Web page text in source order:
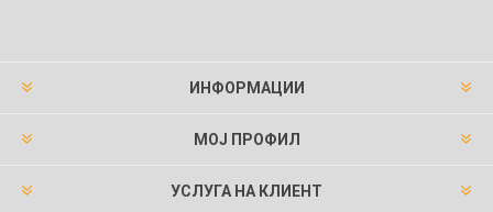
ИНФОРМАЦИИ
МОЈ ПРОФИЛ
УСЛУГА НА КЛИЕНТ